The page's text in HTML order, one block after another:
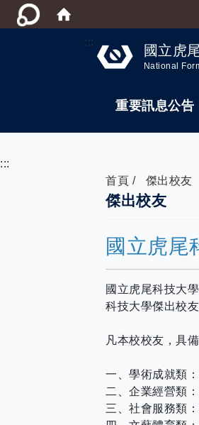
:::
國立虎
National
重要訊息公告
:::
首頁
傑出校友
傑出校友
國立虎尾
國立虎尾科技大
科技大學傑出校
凡本校校友，具
一、學術成就類
二、企業經營類
三、社會服務類